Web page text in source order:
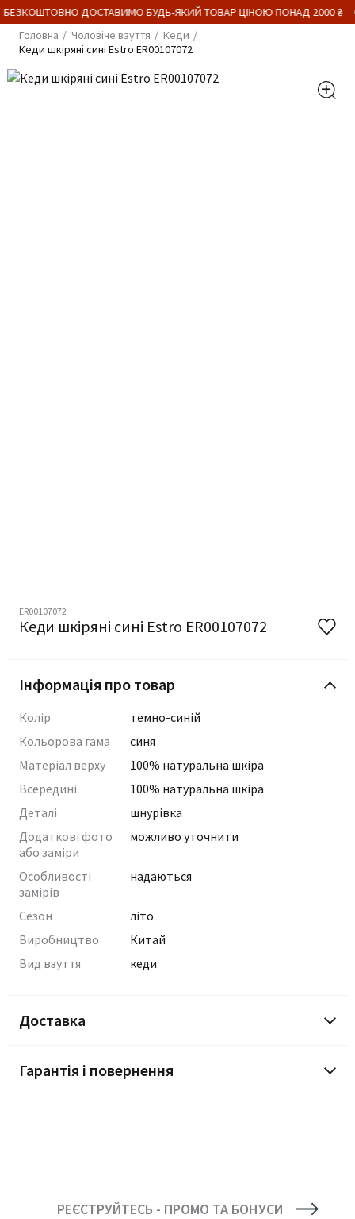
ДОСТАВИМО БУДЬ-ЯКИЙ ТОВАР ЦІНОЮ ПОНАД 2000 ₴
Головна
Чоловіче взуття
Кеди
Кеди шкіряні сині Estro ER00107072
ER00107072
Кеди шкіряні сині Estro ER00107072
Інформація про товар
Колір
темно-синій
Кольорова гама
синя
Матеріал верху
100% натуральна шкіра
Всередині
100% натуральна шкіра
Деталі
шнурівка
Додаткові фото
або заміри
можливо уточнити
Особливості
замірів
надаються
Сезон
літо
Виробництво
Китай
Вид взуття
кеди
Доставка
Гарантія і повернення
РЕЄСТРУЙТЕСЬ - ПРОМО ТА БОНУСИ